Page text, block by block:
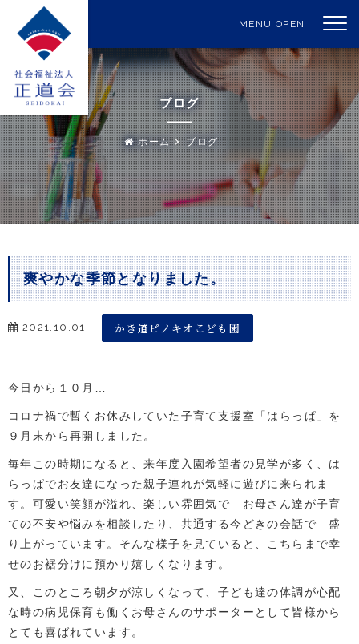
MENU OPEN
ブログ
ホーム ブログ
爽やかな季節となりました。
2021.10.01 かき道ピノキオこども園
今日から１０月…
コロナ禍で暫くお休みしていた子育て支援室「はらっぱ」を
９月末から再開しました。
毎年この時期になると、来年度入園希望者の見学が多く、は
らっぱでお友達になった親子連れが気軽に遊びに来られま
す。可愛い笑顔が溢れ、楽しい雰囲気で お母さん達が子育
ての不安や悩みを相談したり、共通する今どきの会話で 盛
り上がっています。そんな様子を見ていると、こちらまで幸
せのお裾分けに預かり嬉しくなります。
又、このところ朝夕が涼しくなって、子ども達の体調が心配
な時の病児保育も働くお母さんのサポーターとして皆様から
とても喜ばれています。